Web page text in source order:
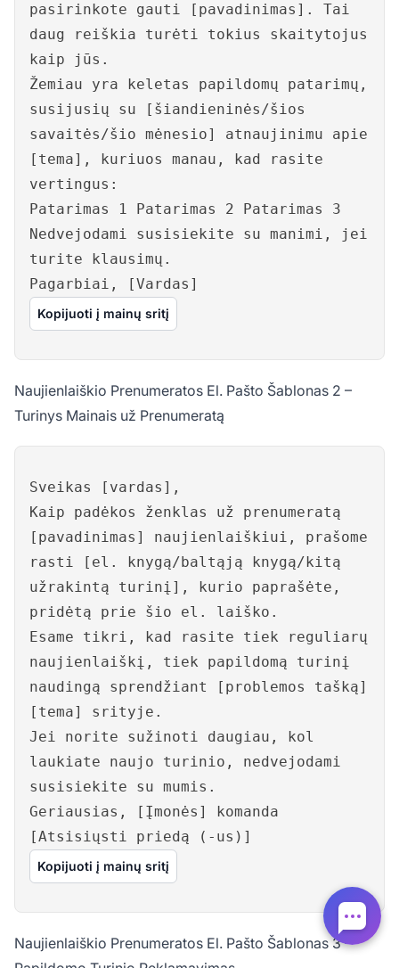
pasirinkote gauti [pavadinimas]. Tai
daug reiškia turėti tokius skaitytojus
kaip jūs.
Žemiau yra keletas papildomų patarimų,
susijusių su [šiandieninės/šios
savaitės/šio mėnesio] atnaujinimu apie
[tema], kuriuos manau, kad rasite
vertingus:
Patarimas 1 Patarimas 2 Patarimas 3
Nedvejodami susisiekite su manimi, jei
turite klausimų.
Pagarbiai, [Vardas]
Kopijuoti į mainų sritį
Naujienlaiškio Prenumeratos El. Pašto Šablonas 2 –
Turinys Mainais už Prenumeratą
Sveikas [vardas],
Kaip padėkos ženklas už prenumeratą
[pavadinimas] naujienlaiškiui, prašome
rasti [el. knygą/baltąją knygą/kitą
užrakintą turinį], kurio paprašėte,
pridėtą prie šio el. laiško.
Esame tikri, kad rasite tiek reguliarų
naujienlaiškį, tiek papildomą turinį
naudingą sprendžiant [problemos tašką]
[tema] srityje.
Jei norite sužinoti daugiau, kol
laukiate naujo turinio, nedvejodami
susisiekite su mumis.
Geriausias, [Įmonės] komanda
[Atsisiųsti priedą (-us)]
Kopijuoti į mainų sritį
Naujienlaiškio Prenumeratos El. Pašto Šablonas 3 –